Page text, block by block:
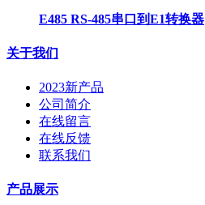
E485 RS-485串口到E1转换器
关于我们
2023新产品
公司简介
在线留言
在线反馈
联系我们
产品展示